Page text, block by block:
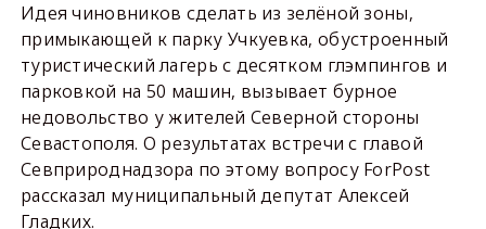
Идея чиновников сделать из зелёной зоны,
примыкающей к парку Учкуевка, обустроенный
туристический лагерь с десятком глэмпингов и
парковкой на 50 машин, вызывает бурное
недовольство у жителей Северной стороны
Севастополя. О результатах встречи с главой
Севприроднадзора по этому вопросу ForPost
рассказал муниципальный депутат Алексей
Гладких.